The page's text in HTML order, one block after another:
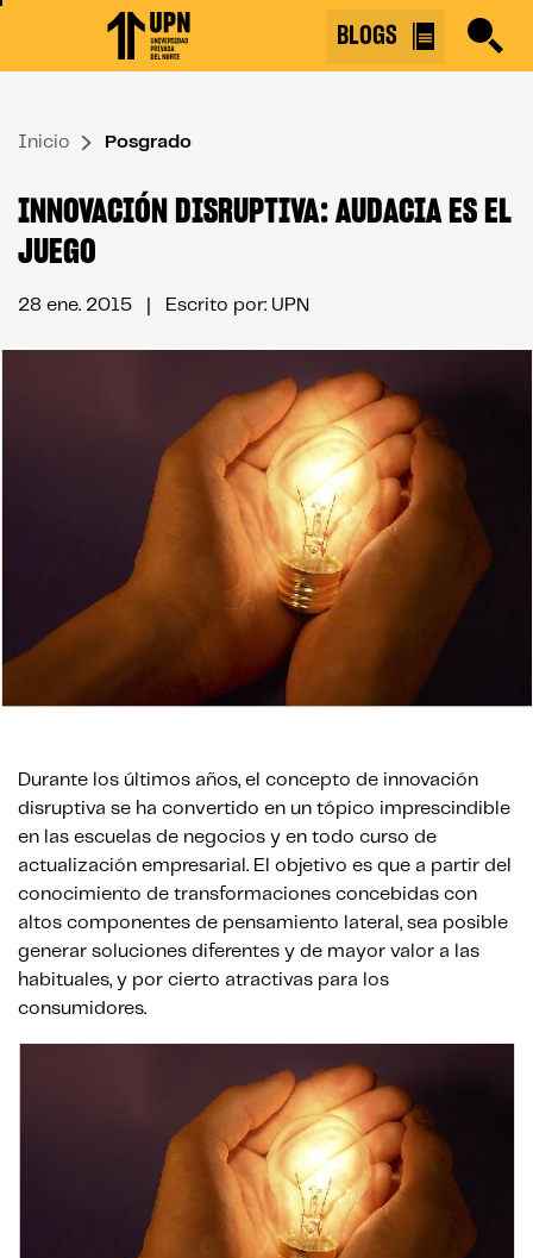
↷
BLOGS
Inicio Posgrado
INNOVACIÓN DISRUPTIVA: AUDACIA ES EL
JUEGO
28 ene. 2015 | Escrito por: UPN
Durante los últimos años, el concepto de innovación
disruptiva se ha convertido en un tópico imprescindible
en las escuelas de negocios y en todo curso de
actualización empresarial. El objetivo es que a partir del
conocimiento de transformaciones concebidas con
altos componentes de pensamiento lateral, sea posible
generar soluciones diferentes y de mayor valor a las
habituales, y por cierto atractivas para los
consumidores.